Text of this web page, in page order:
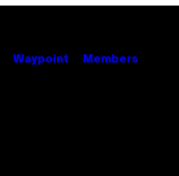
Waypoint Members